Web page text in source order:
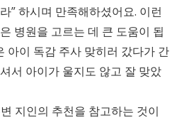
” 하시며 만족해하셨어요. 이런
병원을 고르는 데 큰 도움이 됩
아이 독감 주사 맞히러 갔다가 간
서 아이가 울지도 않고 잘 맞았
지인의 추천을 참고하는 것이